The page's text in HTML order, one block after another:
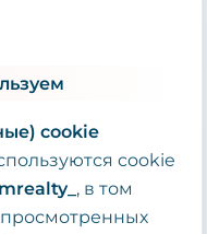
cookie
cookie
, в том